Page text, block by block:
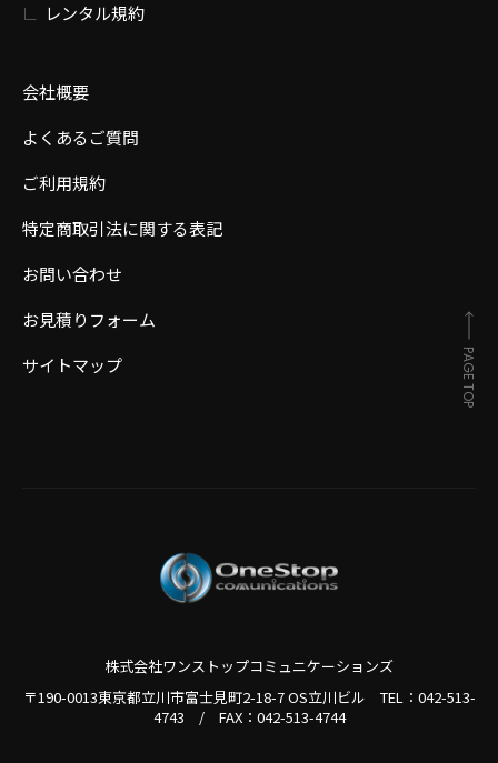
レンタル規約
会社概要
よくあるご質問
ご利用規約
特定商取引法に関する表記
お問い合わせ
お見積りフォーム
サイトマップ
株式会社ワンストップコミュニケーションズ
〒190-0013東京都立川市富士見町2-18-7 OS立川ビル TEL： 042-513-
4743 / FAX：042-513-4744
PAGE TOP